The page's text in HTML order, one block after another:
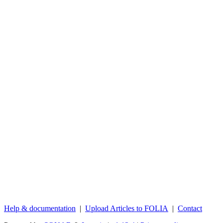
Help & documentation | Upload Articles to FOLIA | Contact